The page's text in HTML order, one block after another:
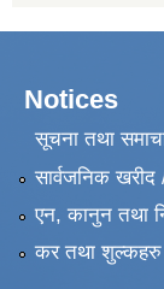
Notices
सूचना तथा
सार्वजनिक
एन, कानुन तथा
कर तथा शुल्कहरु